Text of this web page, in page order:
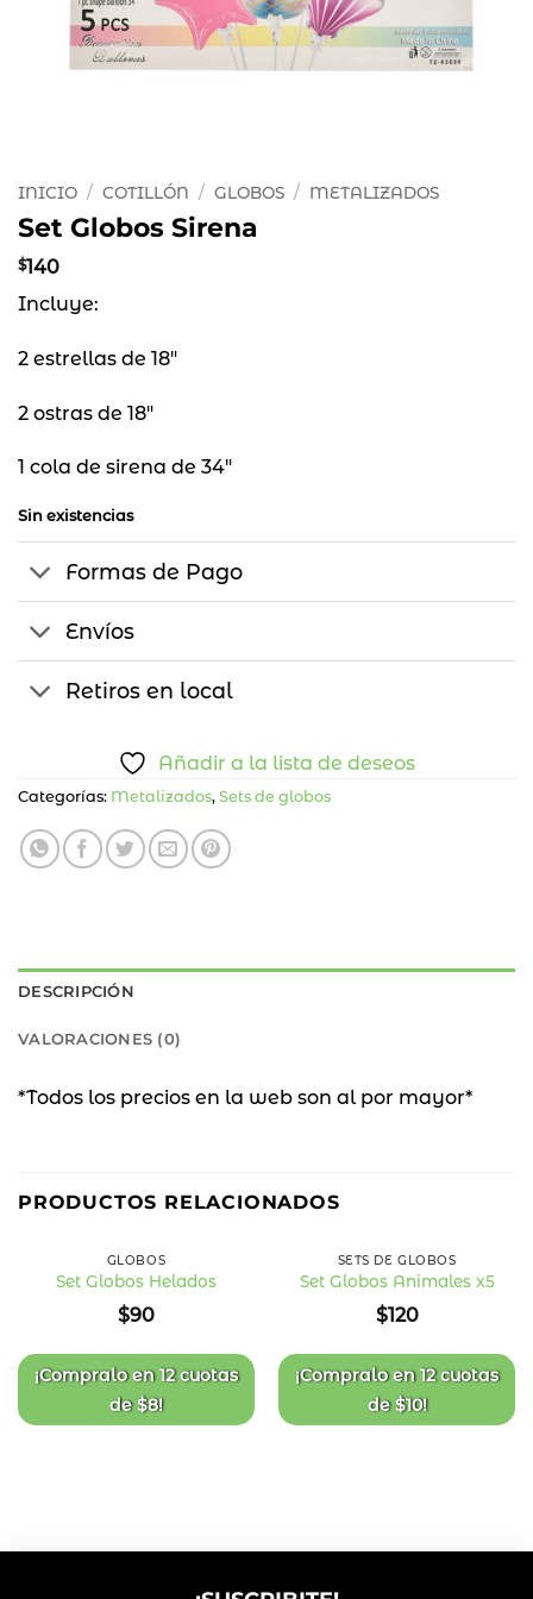
INICIO / COTILLÓN / GLOBOS / METALIZADOS
Set Globos Sirena
$140
Incluye:
2 estrellas de 18″
2 ostras de 18″
1 cola de sirena de 34″
Sin existencias
Formas de Pago
Envíos
Retiros en local
Añadir a la lista de deseos
Categorías: Metalizados, Sets de globos
DESCRIPCIÓN
VALORACIONES (0)
*Todos los precios en la web son al por mayor*
PRODUCTOS RELACIONADOS
de
deseos
GLOBOS
Set Globos Helados
$90
¡Compralo en12 cuotas
de$8!
de
deseos
SETS DE GLOBOS
Set Globos Animales x5
$120
¡Compralo en12 cuotas
de$10!